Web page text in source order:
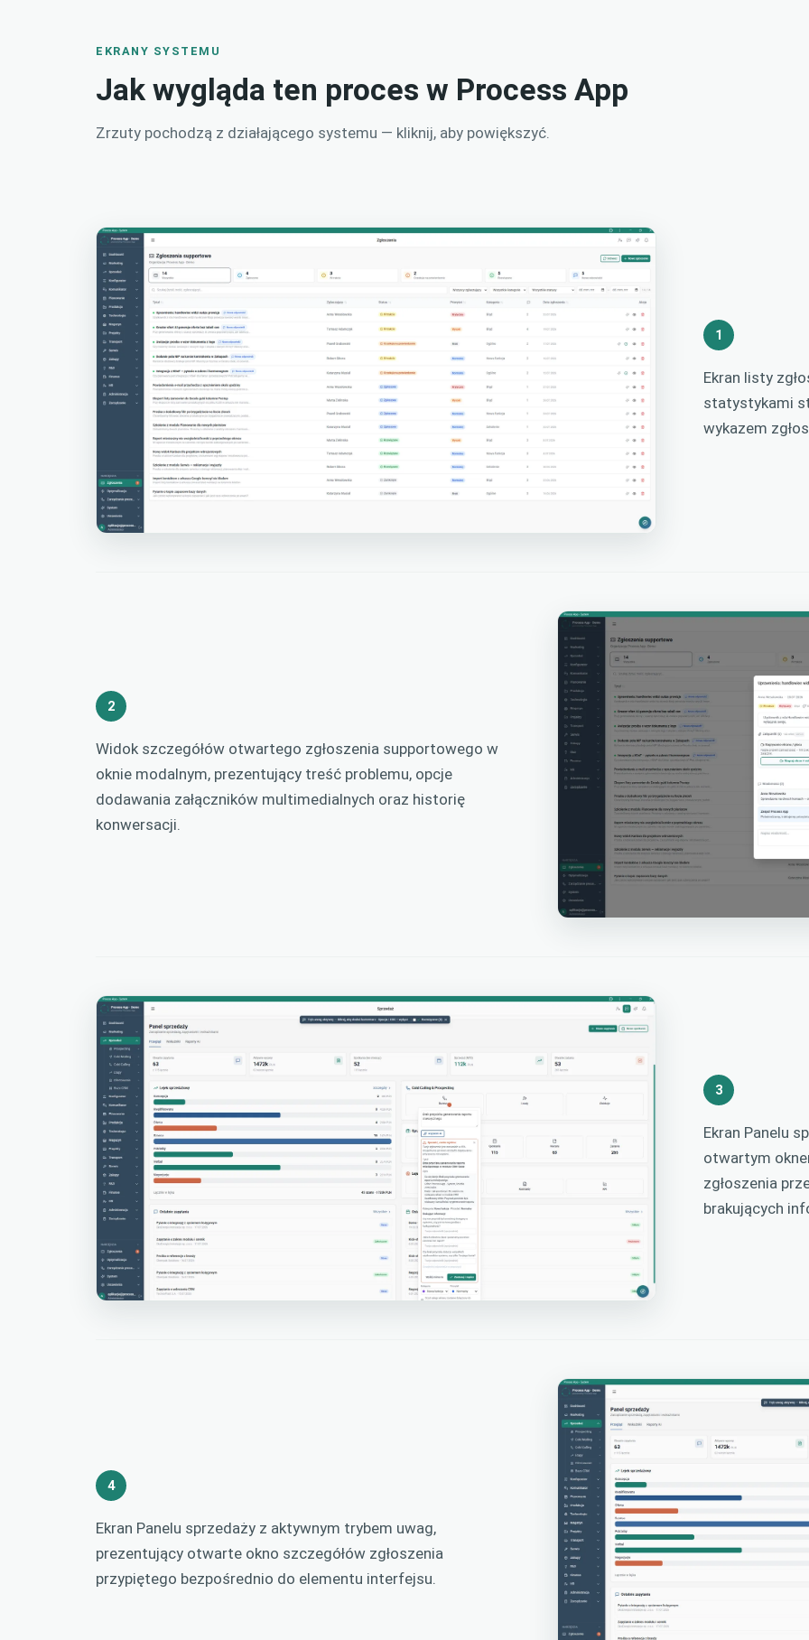
EKRANY SYSTEMU
Jak wygląda ten proces w Process App
Zrzuty pochodzą z działającego systemu — kliknij, aby powiększyć.
1
Ekran listy
statystykami
wykazem
2
Widok szczegółów otwartego zgłoszenia supportowego w
oknie modalnym, prezentujący treść problemu, opcje
dodawania załączników multimedialnych oraz historię
konwersacji.
3
Ekran Panelu
otwartym
zgłoszenia
brakujących
4
Ekran Panelu sprzedaży z aktywnym trybem uwag,
prezentujący otwarte okno szczegółów zgłoszenia
przypiętego bezpośrednio do elementu interfejsu.